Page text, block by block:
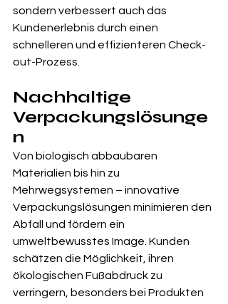
sondern verbessert auch das
Kundenerlebnis durch einen
schnelleren und effizienteren Check-
out-Prozess.
Nachhaltige
Verpackungslösunge
n
Von biologisch abbaubaren
Materialien bis hin zu
Mehrwegsystemen – innovative
Verpackungslösungen minimieren den
Abfall und fördern ein
umweltbewusstes Image. Kunden
schätzen die Möglichkeit, ihren
ökologischen Fußabdruck zu
verringern, besonders bei Produkten